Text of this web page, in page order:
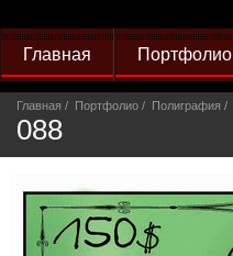
Главная Портфолио
Главная Портфолио Полиграфия
088